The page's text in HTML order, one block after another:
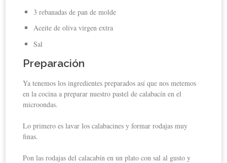
3 rebanadas de pan de molde
Aceite de oliva virgen extra
Sal
Preparación
Ya tenemos los ingredientes preparados así que nos metemos
en la cocina a preparar nuestro pastel de calabacín en el
microondas.
Lo primero es lavar los calabacines y formar rodajas muy
finas.
Pon las rodajas del calacabín en un plato con sal al gusto y